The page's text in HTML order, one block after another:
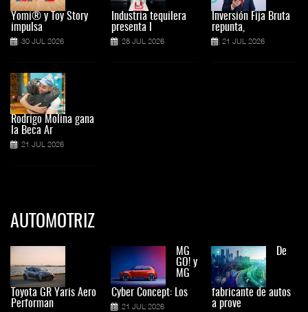
Yomi® y Toy Story
impulsa
30 JUL 2026
Rodrigo Molina gana
la Beca Ar
21 JUL 2026
Industria tequilera
presenta l
28 JUL 2026
Inversión Fija Bruta
repunta,
21 JUL 2026
AUTOMOTRIZ
Toyota GR Yaris Aero
Performan
MG
GO! y
MG
Cyber Concept: Los
21 JUL 2026
De
fabricante de autos
a prove